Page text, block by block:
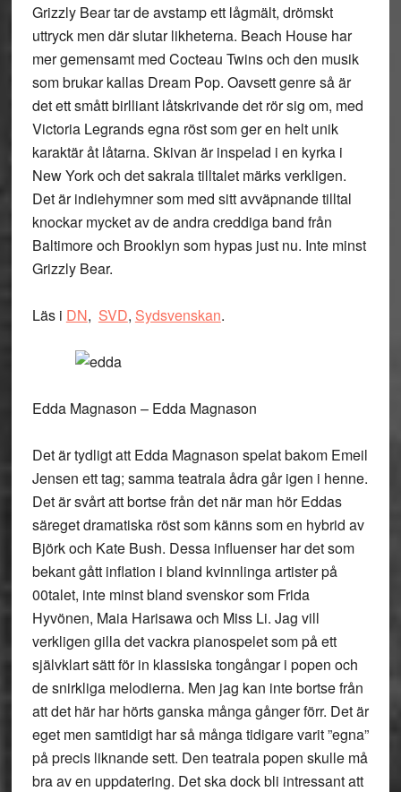
Grizzly Bear tar de avstamp ett lågmält, drömskt
uttryck men där slutar likheterna. Beach House har
mer gemensamt med Cocteau Twins och den musik
som brukar kallas Dream Pop. Oavsett genre så är
det ett smått birlliant låtskrivande det rör sig om, med
Victoria Legrands egna röst som ger en helt unik
karaktär åt låtarna. Skivan är inspelad i en kyrka i
New York och det sakrala tilltalet märks verkligen.
Det är indiehymner som med sitt avväpnande tilltal
knockar mycket av de andra creddiga band från
Baltimore och Brooklyn som hypas just nu. Inte minst
Grizzly Bear.
Läs i DN, SVD, Sydsvenskan.
Edda Magnason – Edda Magnason
Det är tydligt att Edda Magnason spelat bakom Emeil
Jensen ett tag; samma teatrala ådra går igen i henne.
Det är svårt att bortse från det när man hör Eddas
säreget dramatiska röst som känns som en hybrid av
Björk och Kate Bush. Dessa influenser har det som
bekant gått inflation i bland kvinnlinga artister på
00talet, inte minst bland svenskor som Frida
Hyvönen, Maia Harisawa och Miss Li. Jag vill
verkligen gilla det vackra pianospelet som på ett
självklart sätt för in klassiska tongångar i popen och
de snirkliga melodierna. Men jag kan inte bortse från
att det här har hörts ganska många gånger förr. Det är
eget men samtidigt har så många tidigare varit ”egna”
på precis liknande sett. Den teatrala popen skulle må
bra av en uppdatering. Det ska dock bli intressant att